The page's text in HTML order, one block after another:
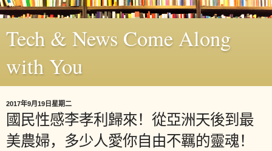
Tech & News Come Along
with You
2017年9月19日星期二
國民性感李孝利歸來！從亞洲天後到最
美農婦，多少人愛你自由不羈的靈魂！